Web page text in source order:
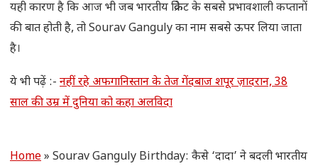
यही कारण है कि आज भी जब भारतीय क्रिकेट के सबसे प्रभावशाली कप्तानों
की बात होती है, तो Sourav Ganguly का नाम सबसे ऊपर लिया जाता
है।
ये भी पढ़ें :- नहीं रहे अफगानिस्तान के तेज गेंदबाज शपूर ज़ादरान, 38
साल की उम्र में दुनिया को कहा अलविदा
Home» Sourav Ganguly Birthday: कैसे ‘दादा’ ने बदली भारतीय